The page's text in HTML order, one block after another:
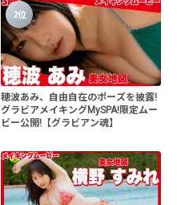
2位
穂波あみ、自由自在のポーズを披露!
グラビアメイキングMySPA!限定ムー
ビー公開!【グラビアン魂】